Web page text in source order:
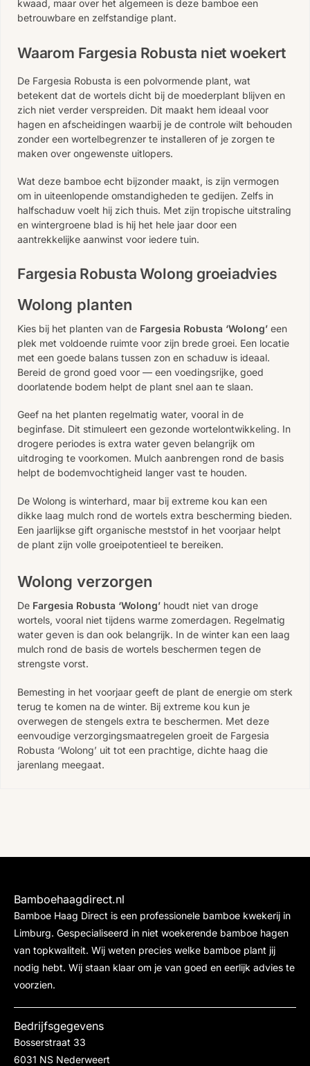
kwaad, maar over het algemeen is deze bamboe een
betrouwbare en zelfstandige plant.
Waarom Fargesia Robusta niet woekert
De Fargesia Robusta is een polvormende plant, wat
betekent dat de wortels dicht bij de moederplant blijven en
zich niet verder verspreiden. Dit maakt hem ideaal voor
hagen en afscheidingen waarbij je de controle wilt behouden
zonder een wortelbegrenzer te installeren of je zorgen te
maken over ongewenste uitlopers.
Wat deze bamboe echt bijzonder maakt, is zijn vermogen
om in uiteenlopende omstandigheden te gedijen. Zelfs in
halfschaduw voelt hij zich thuis. Met zijn tropische uitstraling
en wintergroene blad is hij het hele jaar door een
aantrekkelijke aanwinst voor iedere tuin.
Fargesia Robusta Wolong groeiadvies
Wolong planten
Kies bij het planten van de Fargesia Robusta ‘Wolong’ een
plek met voldoende ruimte voor zijn brede groei. Een locatie
met een goede balans tussen zon en schaduw is ideaal.
Bereid de grond goed voor — een voedingsrijke, goed
doorlatende bodem helpt de plant snel aan te slaan.
Geef na het planten regelmatig water, vooral in de
beginfase. Dit stimuleert een gezonde wortelontwikkeling. In
drogere periodes is extra water geven belangrijk om
uitdroging te voorkomen. Mulch aanbrengen rond de basis
helpt de bodemvochtigheid langer vast te houden.
De Wolong is winterhard, maar bij extreme kou kan een
dikke laag mulch rond de wortels extra bescherming bieden.
Een jaarlijkse gift organische meststof in het voorjaar helpt
de plant zijn volle groeipotentieel te bereiken.
Wolong verzorgen
De Fargesia Robusta ‘Wolong’ houdt niet van droge
wortels, vooral niet tijdens warme zomerdagen. Regelmatig
water geven is dan ook belangrijk. In de winter kan een laag
mulch rond de basis de wortels beschermen tegen de
strengste vorst.
Bemesting in het voorjaar geeft de plant de energie om sterk
terug te komen na de winter. Bij extreme kou kun je
overwegen de stengels extra te beschermen. Met deze
eenvoudige verzorgingsmaatregelen groeit de Fargesia
Robusta ‘Wolong’ uit tot een prachtige, dichte haag die
jarenlang meegaat.
Bamboehaagdirect.nl
Bamboe Haag Direct is een professionele bamboe kwekerij in
Limburg. Gespecialiseerd in niet woekerende bamboe hagen
van topkwaliteit. Wij weten precies welke bamboe plant jij
nodig hebt. Wij staan klaar om je van goed en eerlijk advies te
voorzien.
Bedrijfsgegevens
Bosserstraat 33
6031 NS Nederweert